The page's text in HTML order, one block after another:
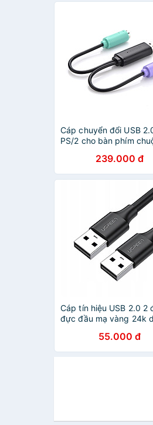
Cáp chuyển đổi USB
PS/2 cho bàn phím
Hàng chính hãng
239.000 đ
Cáp tín hiệu USB 2.0 2
đực đầu mạ vàng 24k
USB10310Us102 Hàng
hãng
55.000 đ